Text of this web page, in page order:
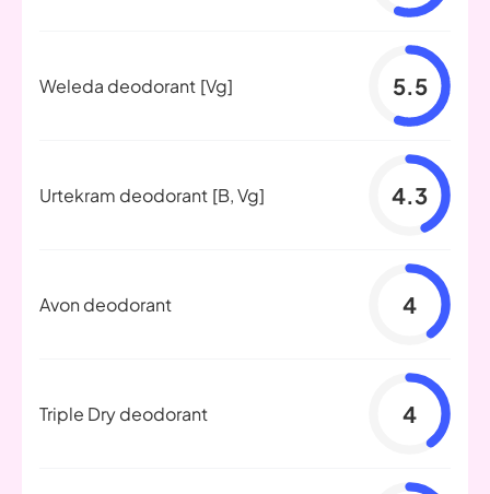
Weleda deodorant [Vg] 5.5
Urtekram deodorant [B, Vg] 4.3
Avon deodorant 4
Triple Dry deodorant 4